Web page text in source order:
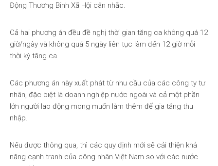
Động Thương Binh Xã Hội cân nhắc.
Cả hai phương án đều đề nghị thời gian tăng ca không quá 12
giờ/ngày và không quá 5 ngày liên tục làm đến 12 giờ mỗi
thời kỳ tăng ca.
Các phương án này xuất phát từ nhu cầu của các công ty tư
nhân, đặc biệt là doanh nghiệp nước ngoài và cả một phần
lớn người lao động mong muốn làm thêm để gia tăng thu
nhập.
Nếu được thông qua, thì các quy định mới sẽ cải thiện khả
năng cạnh tranh của công nhân Việt Nam so với các nước